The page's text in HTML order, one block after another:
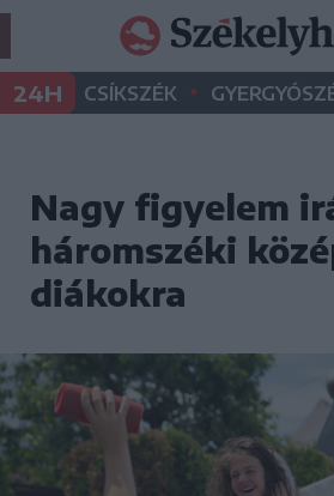
24H CSÍKSZÉK •
Nagy figyelem
háromszéki
diákokra